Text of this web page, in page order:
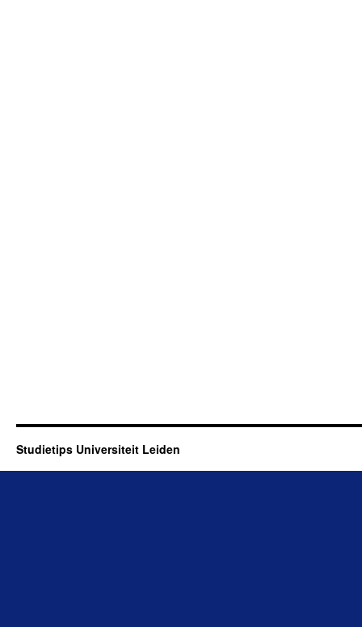
Studietips Universiteit Leiden